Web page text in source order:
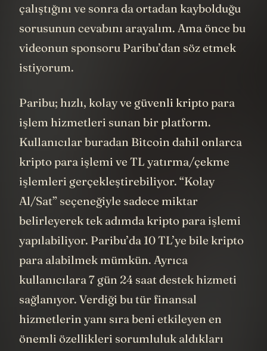
çalıştığını ve sonra da ortadan kaybolduğu
sorusunun cevabını arayalım. Ama önce bu
videonun sponsoru Paribu’dan söz etmek
istiyorum.
Paribu; hızlı, kolay ve güvenli kripto para
işlem hizmetleri sunan bir platform.
Kullanıcılar buradan Bitcoin dahil onlarca
kripto para işlemi ve TL yatırma/çekme
işlemleri gerçekleştirebiliyor. “Kolay
Al/Sat” seçeneğiyle sadece miktar
belirleyerek tek adımda kripto para işlemi
yapılabiliyor. Paribu’da 10 TL’ye bile kripto
para alabilmek mümkün. Ayrıca
kullanıcılara 7 gün 24 saat destek hizmeti
sağlanıyor. Verdiği bu tür finansal
hizmetlerin yanı sıra beni etkileyen en
önemli özellikleri sorumluluk aldıkları